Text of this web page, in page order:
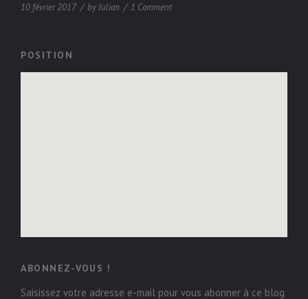
10 février 2017 byJulian 1 Comment
POSITION
ABONNEZ-VOUS !
Saisissez votre adresse e-mail pour vous abonner à ce blog